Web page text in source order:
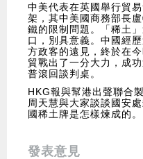
中美代表在英國舉行貿
架，其中美國商務部長
鐵的限制問題。「稀土
口，別具意義。中國經
方政客的遠見，終於在
貿戰出了一分大力，成
普滾回談判桌。
HKG報與幫港出聲聯合
周天慧與大家談談國安
國稀土牌是怎樣煉成的。
發表意見